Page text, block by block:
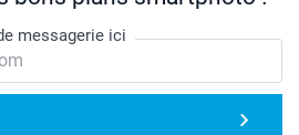
messagerie ici